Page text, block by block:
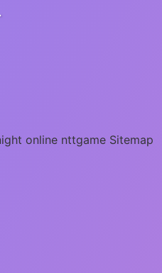
online nttgame Sitemap